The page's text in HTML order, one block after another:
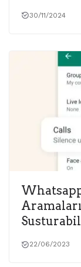
30/11/2024
22/06/2023